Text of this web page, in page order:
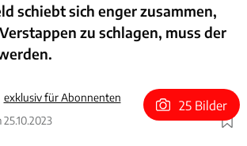
schiebt sich enger zusammen,
zu schlagen, muss der
exklusiv für Abonnenten
Foto: xpb
25 Bilder